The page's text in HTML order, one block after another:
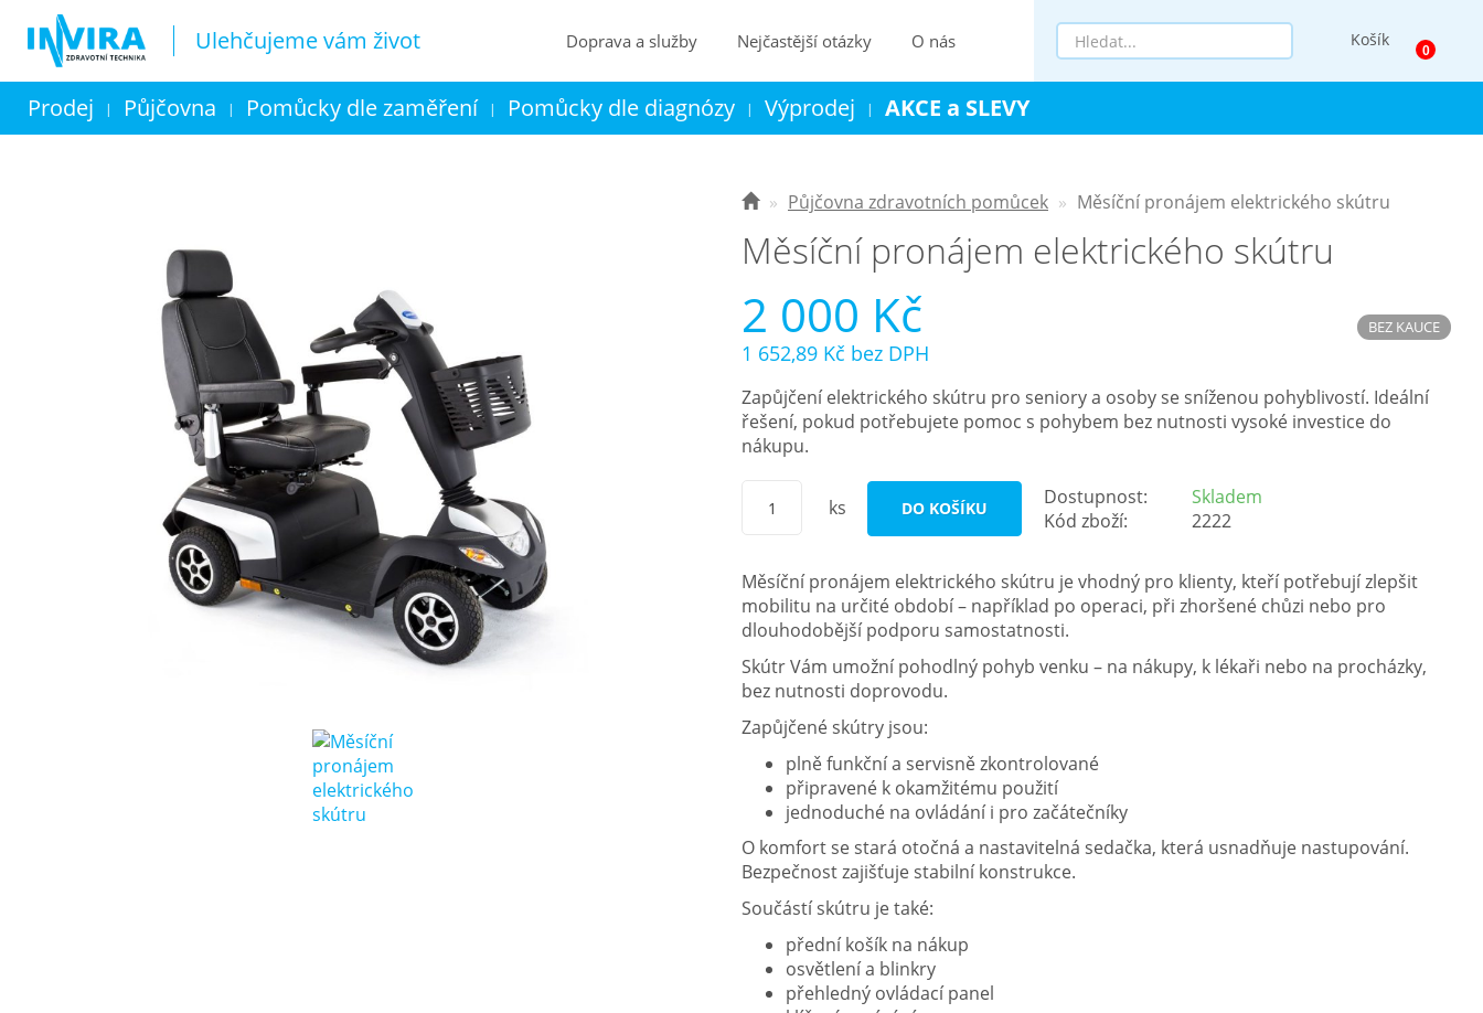
Ulehčujeme vám život Doprava a služby Nejčastější otázky O nás
Kontakt Košík
Košík
Prodej | Půjčovna | Pomůcky dle zaměření | Pomůcky dle diagnózy | Výprodej | AKCE a SLEVY
Půjčovna zdravotních pomůcek Měsíční pronájem elektrického skútru
Měsíční pronájem elektrického skútru
2 000 Kč
1 652,89 Kč bez DPH
BEZ KAUCE
Zapůjčení elektrického skútru pro seniory a osoby se sníženou pohyblivostí. Ideální
řešení, pokud potřebujete pomoc s pohybem bez nutnosti vysoké investice do
nákupu.
ks DO KOŠÍKU
Dostupnost:
Skladem
Kód zboží:
2222
Měsíční pronájem elektrického skútru je vhodný pro klienty, kteří potřebují zlepšit
mobilitu na určité období – například po operaci, při zhoršené chůzi nebo pro
dlouhodobější podporu samostatnosti.
Skútr Vám umožní pohodlný pohyb venku – na nákupy, k lékaři nebo na procházky,
bez nutnosti doprovodu.
Zapůjčené skútry jsou:
plně funkční a servisně zkontrolované
připravené k okamžitému použití
jednoduché na ovládání i pro začátečníky
O komfort se stará otočná a nastavitelná sedačka, která usnadňuje nastupování.
Bezpečnost zajišťuje stabilní konstrukce.
Součástí skútru je také:
přední košík na nákup
osvětlení a blinkry
přehledný ovládací panel